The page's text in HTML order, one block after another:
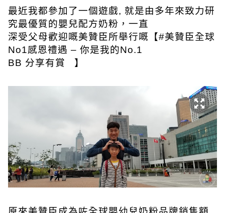
最近我都參加了一個遊戲, 就是由多年來致力研
究最優質的嬰兒配方奶粉，一直
深受父母歡迎嘅美贊臣所舉行嘅【#美贊臣全球
No1感恩禮遇 – 你是我的No.1
BB 分享有賞 】